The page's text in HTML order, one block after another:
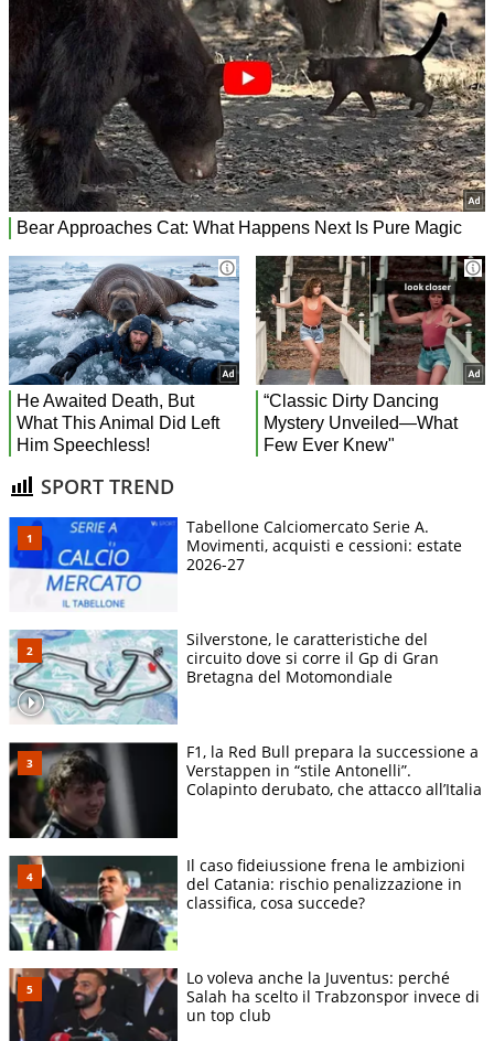
SPORT TREND
Tabellone Calciomercato Serie A.
Movimenti, acquisti e cessioni: estate
2026-27
Silverstone, le caratteristiche del
circuito dove si corre il Gp di Gran
Bretagna del Motomondiale
F1, la Red Bull prepara la successione a
Verstappen in “stile Antonelli”.
Colapinto derubato, che attacco all’Italia
Il caso fideiussione frena le ambizioni
del Catania: rischio penalizzazione in
classifica, cosa succede?
Lo voleva anche la Juventus: perché
Salah ha scelto il Trabzonspor invece di
un top club